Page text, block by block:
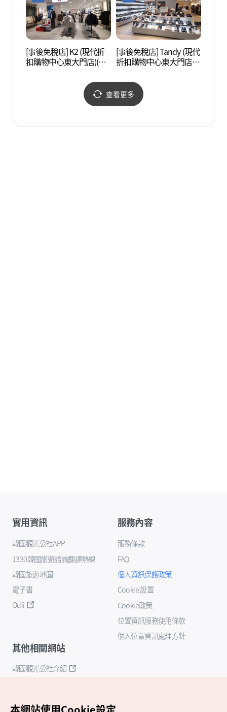
[事後免稅店] K2 (現代折
扣購物中心東大門店)(K2
[事後免稅店] Tandy (現代
折扣購物中心東大門店)
점)
查看更多
實用資訊
韓國觀光公社APP
1330韓國旅遊諮詢翻譯熱線
韓國旅遊地圖
電子書
Odii
服務內容
服務條款
FAQ
個人資訊保護政策
Cookie 設置
Cookie政策
位置資訊服務使用條款
個人位置資訊處理方針
其他相關網站
韓國觀光公社介紹